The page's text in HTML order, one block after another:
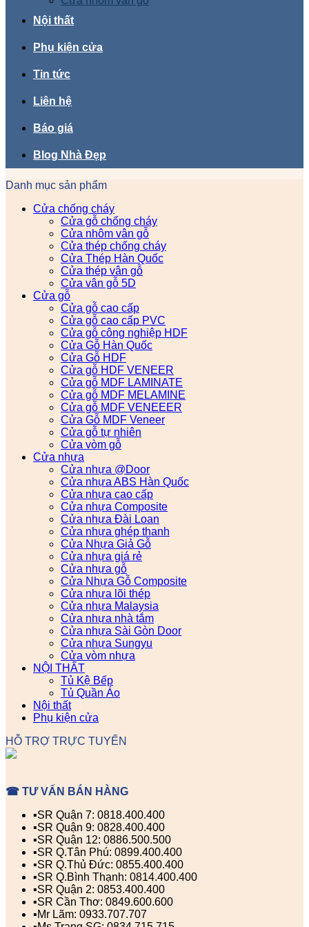
Nội thất
Phụ kiện cửa
Tin tức
Liên hệ
Báo giá
Blog Nhà Đẹp
Danh mục sản phẩm
Cửa chống cháy
Cửa gỗ chống cháy
Cửa nhôm vân gỗ
Cửa thép chống cháy
Cửa Thép Hàn Quốc
Cửa thép vân gỗ
Cửa vân gỗ 5D
Cửa gỗ
Cửa gỗ cao cấp
Cửa gỗ cao cấp PVC
Cửa gỗ công nghiệp HDF
Cửa Gỗ Hàn Quốc
Cửa Gỗ HDF
Cửa gỗ HDF VENEER
Cửa gỗ MDF LAMINATE
Cửa gỗ MDF MELAMINE
Cửa gỗ MDF VENEEER
Cửa Gỗ MDF Veneer
Cửa gỗ tự nhiên
Cửa vòm gỗ
Cửa nhựa
Cửa nhựa @Door
Cửa nhựa ABS Hàn Quốc
Cửa nhựa cao cấp
Cửa nhựa Composite
Cửa nhựa Đài Loan
Cửa nhựa ghép thanh
Cửa Nhựa Giả Gỗ
Cửa nhựa giá rẻ
Cửa nhựa gỗ
Cửa Nhựa Gỗ Composite
Cửa nhựa lõi thép
Cửa nhựa Malaysia
Cửa nhựa nhà tắm
Cửa nhựa Sài Gòn Door
Cửa nhựa Sungyu
Cửa vòm nhựa
NỘI THẤT
Tủ Kệ Bếp
Tủ Quần Áo
Nội thất
Phụ kiện cửa
HỖ TRỢ TRỰC TUYẾN
☎ TƯ VẤN BÁN HÀNG
▪️SR Quận 7: 0818.400.400
▪️SR Quận 9: 0828.400.400
▪️SR Quận 12: 0886.500.500
▪️SR Q.Tân Phú: 0899.400.400
▪️SR Q.Thủ Đức: 0855.400.400
▪️SR Q.Bình Thạnh: 0814.400.400
▪️SR Quận 2: 0853.400.400
▪️SR Cần Thơ: 0849.600.600
▪️Mr Lãm: 0933.707.707